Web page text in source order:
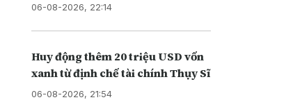
06-08-2026, 22:14
Huy động thêm 20 triệu USD vốn
xanh từ định chế tài chính Thụy Sĩ
06-08-2026, 21:54